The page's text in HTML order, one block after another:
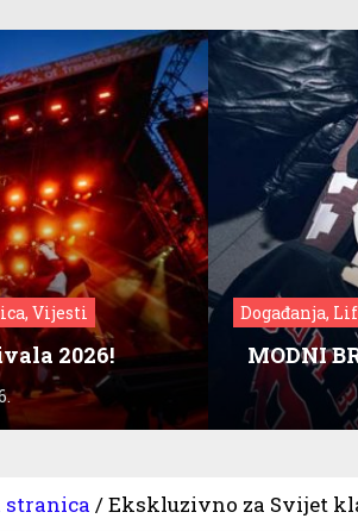
Vijesti
2026!
Događanja,
MODNI
stranica /Ekskluzivno za Svijet